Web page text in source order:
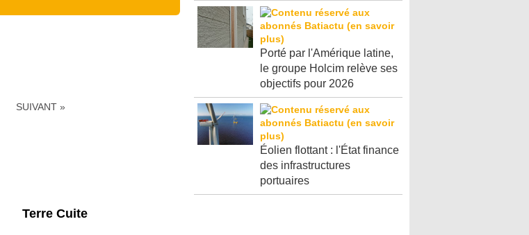
SUIVANT »
Parking et garages
Porté par l'Amérique latine,
le groupe Holcim relève ses
objectifs pour 2026
Éolien flottant : l'État finance
des infrastructures
portuaires